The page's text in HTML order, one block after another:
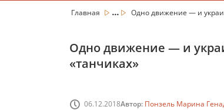
Главная ... Одно движение — и
Одно движение — и
«танчиках»
06.12.2018Автор: Понзель Марина